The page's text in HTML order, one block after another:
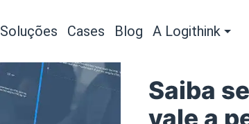
Soluções Cases Blog A Logithink
Saiba
vale a